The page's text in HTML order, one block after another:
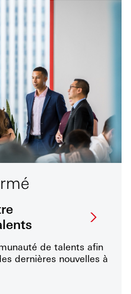
de talents afin
dernières nouvelles à